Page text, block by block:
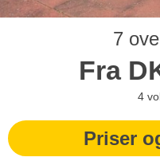
7
Fra
4
Priser